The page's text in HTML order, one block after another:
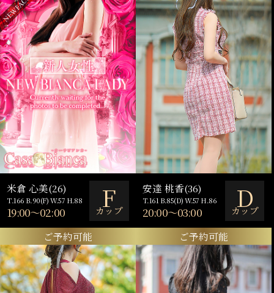
米倉 心美(26)
T.166 B.90(F) W.57 H.88
19:00～02:00 F
カップ
ご予約可能
安達 桃香(36)
T.161 B.85(D) W.57 H.86
20:00～03:00 D
カップ
ご予約可能